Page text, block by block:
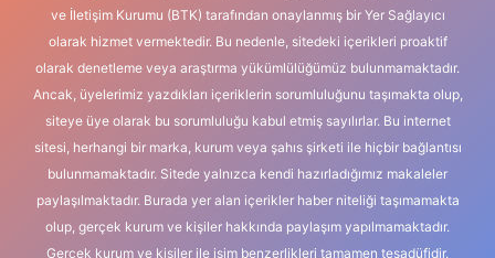
ve İletişim Kurumu (BTK) tarafından onaylanmış bir Yer Sağlayıcı
olarak hizmet vermektedir. Bu nedenle, sitedeki içerikleri proaktif
olarak denetleme veya araştırma yükümlülüğümüz bulunmamaktadır.
Ancak, üyelerimiz yazdıkları içeriklerin sorumluluğunu taşımakta olup,
siteye üye olarak bu sorumluluğu kabul etmiş sayılırlar. Bu internet
sitesi, herhangi bir marka, kurum veya şahıs şirketi ile hiçbir bağlantısı
bulunmamaktadır. Sitede yalnızca kendi hazırladığımız makaleler
paylaşılmaktadır. Burada yer alan içerikler haber niteliği taşımamakta
olup, gerçek kurum ve kişiler hakkında paylaşım yapılmamaktadır.
Gerçek kurum ve kişiler ile isim benzerlikleri tamamen tesadüfidir.